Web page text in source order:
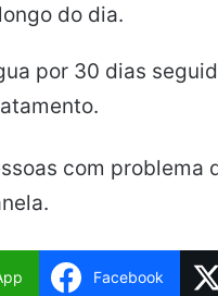
do dia.
por 30 dias
com problema
Facebook